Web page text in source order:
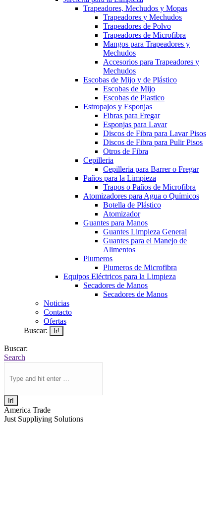
Trapeadores, Mechudos y Mopas
Trapeadores y Mechudos
Trapeadores de Polvo
Trapeadores de Microfibra
Mangos para Trapeadores y
Mechudos
Accesorios para Trapeadores y
Mechudos
Escobas de Mijo y de Plástico
Escobas de Mijo
Escobas de Plastico
Estropajos y Esponjas
Fibras para Fregar
Esponjas para Lavar
Discos de Fibra para Lavar Pisos
Discos de Fibra para Pulir Pisos
Otros de Fibra
Cepilleria
Cepilleria para Barrer o Fregar
Paños para la Limpieza
Trapos o Paños de Microfibra
Atomizadores para Agua o Químicos
Botella de Plástico
Atomizador
Guantes para Manos
Guantes Limpieza General
Guantes para el Manejo de
Alimentos
Plumeros
Plumeros de Microfibra
Equipos Eléctricos para la Limpieza
Secadores de Manos
Secadores de Manos
Noticias
Contacto
Ofertas
Buscar:
Buscar:
Search
America Trade
Just Suppliying Solutions